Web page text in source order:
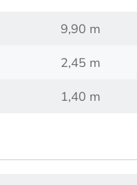
9,90 m
2,45 m
1,40 m